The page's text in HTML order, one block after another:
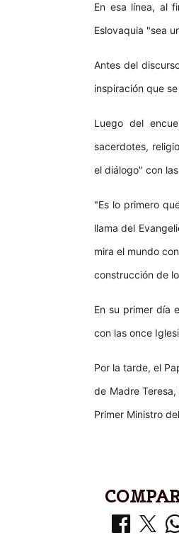
En esa línea, al
Eslovaquia "sea
Antes del
inspiración que
Luego del
sacerdotes,
el diálogo" con
"Es lo primero
llama del
mira el mundo
construcción de
En su primer día
con las once
Por la tarde, el
de Madre
Primer Ministro